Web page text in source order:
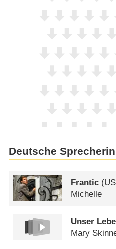
Deutsche
Frantic (
Michelle
Unser
Mary